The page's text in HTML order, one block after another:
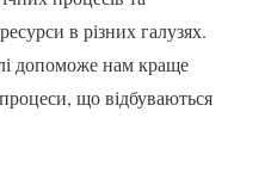
в різних галузях.
допоможе нам краще
що відбуваються